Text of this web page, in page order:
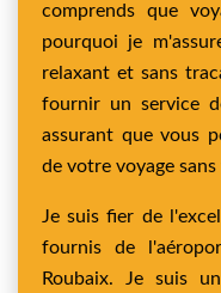
comprends que
pourquoi je
relaxant et sans
fournir un service
assurant que vous
de votre voyage
Je suis fier de
fournis de
Roubaix. Je suis